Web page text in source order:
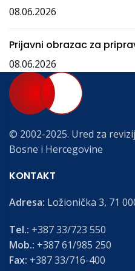
08.06.2026
Prijavni obrazac za
08.06.2026
© 2002-2025. Ured za
Bosne i Hercegovine
KONTAKT
Adresa: Ložionička 3, 71
Tel.: +387 33/723 550
Mob.: +387 61/985 250
Fax: +387 33/716-400